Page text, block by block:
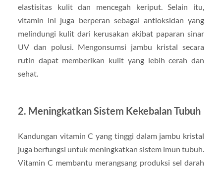
elastisitas kulit dan mencegah keriput. Selain itu,
vitamin ini juga berperan sebagai antioksidan yang
melindungi kulit dari kerusakan akibat paparan sinar
UV dan polusi. Mengonsumsi jambu kristal secara
rutin dapat memberikan kulit yang lebih cerah dan
sehat.
2. Meningkatkan Sistem Kekebalan Tubuh
Kandungan vitamin C yang tinggi dalam jambu kristal
juga berfungsi untuk meningkatkan sistem imun tubuh.
Vitamin C membantu merangsang produksi sel darah